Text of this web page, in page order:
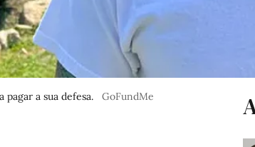
pagar a sua defesa. GoFundMe